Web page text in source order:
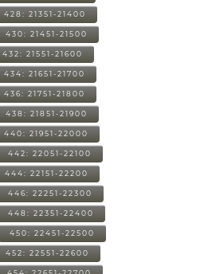
428: 21351-21400
430: 21451-21500
432: 21551-21600
434: 21651-21700
436: 21751-21800
438: 21851-21900
440: 21951-22000
442: 22051-22100
444: 22151-22200
446: 22251-22300
448: 22351-22400
450: 22451-22500
452: 22551-22600